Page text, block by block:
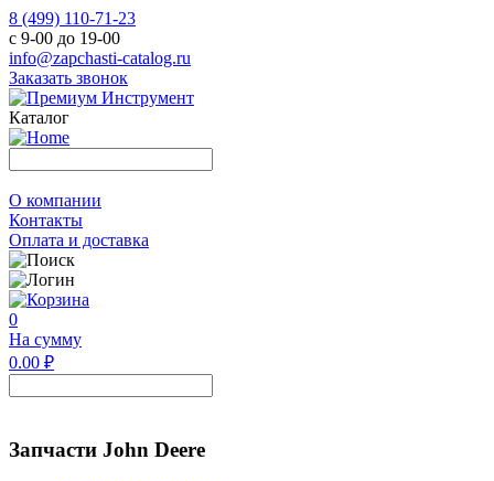
8 (499) 110-71-23
с 9-00 до 19-00
info@zapchasti-catalog.ru
Заказать звонок
Каталог
О компании
Контакты
Оплата и доставка
0
На сумму
0.00 ₽
Запчасти John Deere